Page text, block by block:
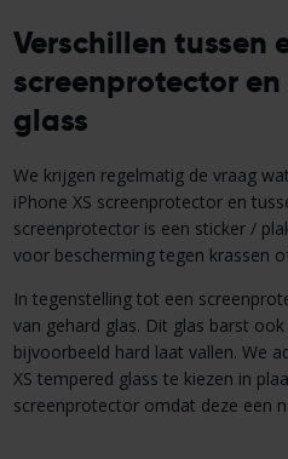
Verschillen tussen
screenprotector
glass
We krijgen regelmatig de vraag
iPhone XS screenprotector en
screenprotector is een sticker /
voor bescherming tegen krassen
In tegenstelling tot een
van gehard glas. Dit glas barst
bijvoorbeeld hard laat vallen. We
XS tempered glass te kiezen in
screenprotector omdat deze een